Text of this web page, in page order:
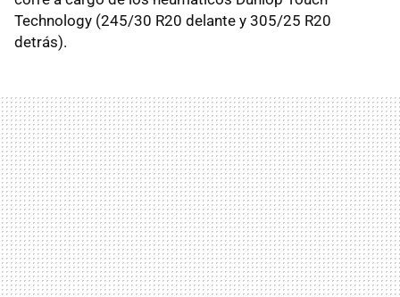
Technology (245/30 R20 delante y 305/25 R20
detrás).